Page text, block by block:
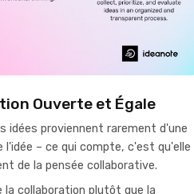
Ouverte et Égale
idées proviennent rarement d'une
l'idée – ce qui compte, c'est qu'elle
de la pensée collaborative.
la collaboration plutôt que la